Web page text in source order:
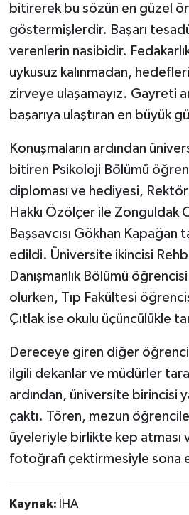
bitirerek bu sözün en güzel
göstermişlerdir. Başarı
verenlerin nasibidir.
uykusuz kalınmadan,
zirveye ulaşamayız. Gayreti
başarıya ulaştıran en büyük
Konuşmaların ardından
bitiren Psikoloji Bölümü
diploması ve hediyesi,
Hakkı Özölçer ile Zonguldak
Başsavcısı Gökhan Kapağan
edildi. Üniversite ikincisi
Danışmanlık Bölümü
olurken, Tıp Fakültesi
Çıtlak ise okulu üçüncülükle
Dereceye giren diğer
ilgili dekanlar ve müdürler
ardından, üniversite birincisi
çaktı. Tören, mezun
üyeleriyle birlikte kep atması
fotoğrafı çektirmesiyle sona
Kaynak: İHA